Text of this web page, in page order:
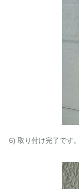
6) 取り付け完了です。